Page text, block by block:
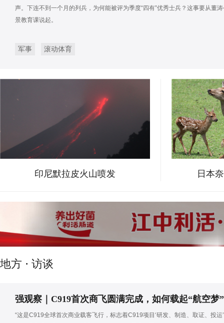
声。下连不到一个月的列兵，为何能被评为季度“四有”优秀士兵？这事要从董
景教育课说起。
军事 滚动体育
印尼默拉皮火山喷发 日本
地方 · 访谈
强观察｜C919首次商飞圆满完成，如何载起“航空梦
“这是C919全球首次商业载客飞行，标志着C919项目‘研发、制造、取证、投